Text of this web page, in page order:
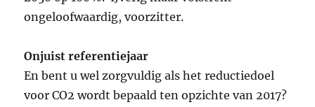
ongeloofwaardig, voorzitter.
Onjuist referentiejaar
En bent u wel zorgvuldig als het reductiedoel
voor CO2 wordt bepaald ten opzichte van 2017?